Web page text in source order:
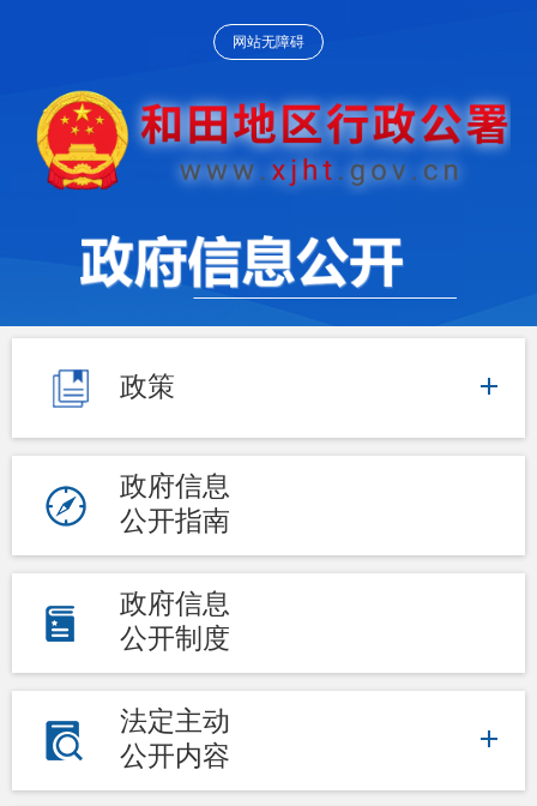
网站无障碍
政策
政府信息
公开指南
政府信息
公开制度
法定主动
公开内容